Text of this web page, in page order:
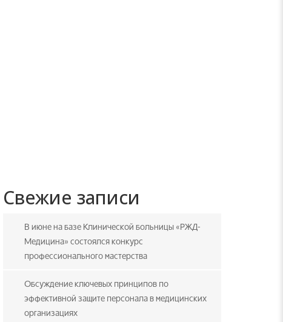
Свежие записи
В июне на базе Клинической больницы «РЖД-
Медицина» состоялся конкурс
профессионального мастерства
Обсуждение ключевых принципов по
эффективной защите персонала в медицинских
организациях